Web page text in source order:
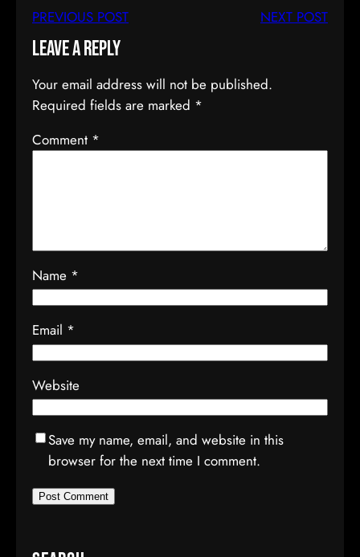
PREVIOUS POST NEXT POST
Leave a Reply
Your email address will not be published.
Required fields are marked *
Comment *
Name *
Email *
Website
Save my name, email, and website in this
browser for the next time I comment.